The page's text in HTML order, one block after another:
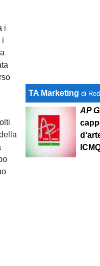
i
i
TA Marketing di
AP